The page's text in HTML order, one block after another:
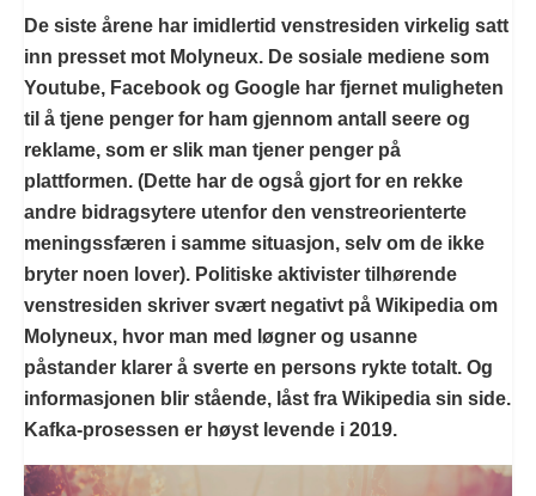
De siste årene har imidlertid venstresiden virkelig satt
inn presset mot Molyneux. De sosiale mediene som
Youtube, Facebook og Google har fjernet muligheten
til å tjene penger for ham gjennom antall seere og
reklame, som er slik man tjener penger på
plattformen. (Dette har de også gjort for en rekke
andre bidragsytere utenfor den venstreorienterte
meningssfæren i samme situasjon, selv om de ikke
bryter noen lover). Politiske aktivister tilhørende
venstresiden skriver svært negativt på Wikipedia om
Molyneux, hvor man med løgner og usanne
påstander klarer å sverte en persons rykte totalt. Og
informasjonen blir stående, låst fra Wikipedia sin side.
Kafka-prosessen er høyst levende i 2019.